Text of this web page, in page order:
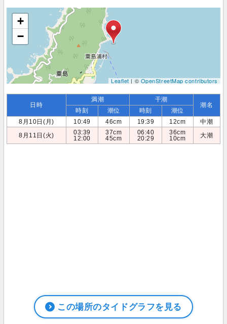
+
−
Leaflet| ©OpenStreetMap contributors
日時
満潮 干潮
潮名
時刻 潮位 時刻
潮位
8月10日(月)
10:49 46cm 19:39 12cm
中潮
8月11日(火)
03:39
12:00
37cm
45cm
06:40
20:29
36cm
10cm
大潮
この場所のタイドグラフを見る